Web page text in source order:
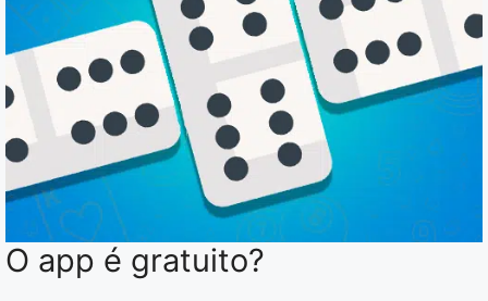
O app é gratuito?